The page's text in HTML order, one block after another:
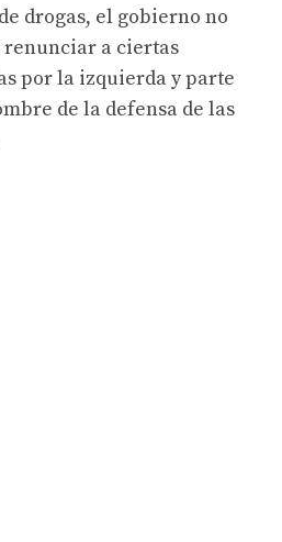
drogas, el gobierno no
a ciertas
por la izquierda y parte
de la defensa de las